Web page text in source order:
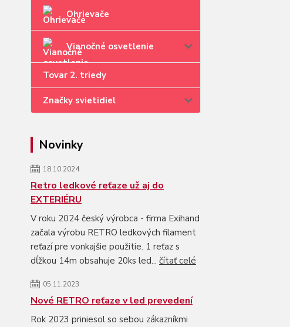
Ohrievače
Vianočné osvetlenie
Tovar 2. triedy
Značky svietidiel
Novinky
18.10.2024
Retro ledkové reťaze už aj do
EXTERIÉRU
V roku 2024 český výrobca - firma Exihand
začala výrobu RETRO ledkových filament
reťazí pre vonkajšie použitie. 1 reťaz s
dĺžkou 14m obsahuje 20ks led... čítať celé
05.11.2023
Nové RETRO reťaze v led prevedení
Rok 2023 priniesol so sebou zákazníkmi